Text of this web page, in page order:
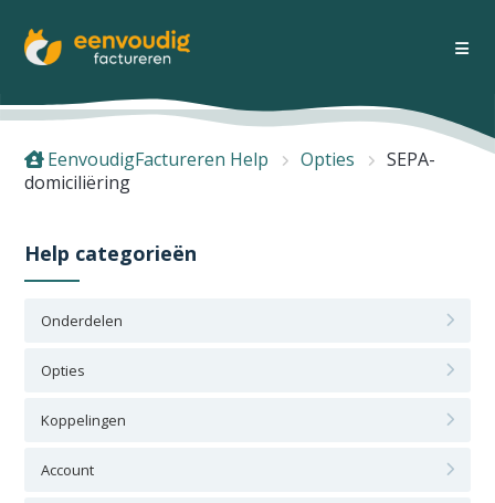
EenvoudigFactureren Help Opties
SEPA-
domiciliëring
Help categorieën
Onderdelen
Opties
Koppelingen
Account